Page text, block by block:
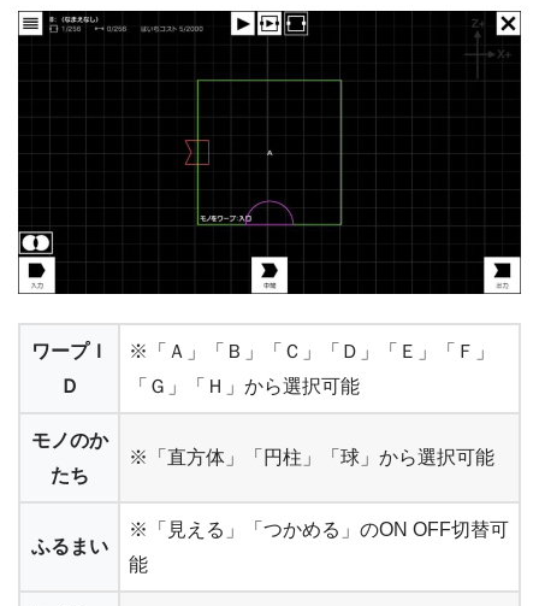
ワープＩ
Ｄ
※「Ａ」「Ｂ」「Ｃ」「Ｄ」「Ｅ」「Ｆ」
「Ｇ」「Ｈ」から選択可能
モノのか
たち
※「直方体」「円柱」「球」から選択可能
ふるまい
※「見える」「つかめる」のON OFF切替可
能